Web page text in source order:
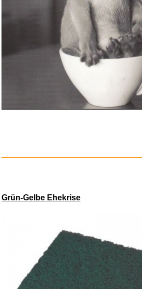
Red Dead
D-S Systems
Grün-Gelbe Ehekrise